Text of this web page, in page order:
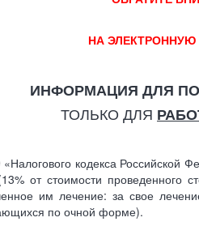
НА
ИНФОРМАЦИЯ ДЛЯ
ТОЛЬКО ДЛЯ
«Налогового кодекса
от стоимости проведенного
им лечение: за свое
по очной форме).